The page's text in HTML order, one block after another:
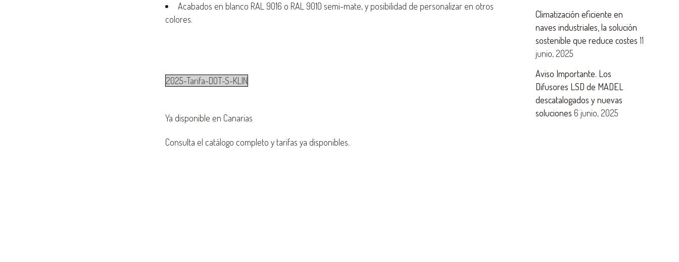
Acabados en blanco RAL 9016 o RAL 9010 semi-mate, y posibilidad de personalizar en otros
colores.
2025-Tarifa-DOT-S-KLIN
Ya disponible en Canarias
Consulta el catálogo completo y tarifas ya disponibles.
Climatización eficiente en
naves industriales, la solución
sostenible que reduce costes 11
junio, 2025
Aviso Importante. Los
Difusores LSD de MADEL
descatalogados y nuevas
soluciones 6 junio, 2025